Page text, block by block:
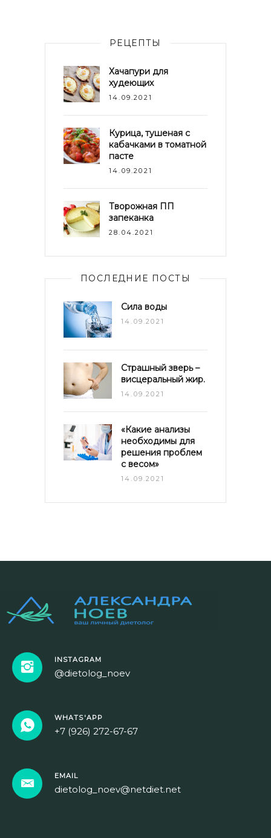
РЕЦЕПТЫ
Хачапури для
худеющих
14.09.2021
Курица, тушеная с
кабачками в томатной
пасте
14.09.2021
Творожная ПП
запеканка
28.04.2021
ПОСЛЕДНИЕ ПОСТЫ
Сила воды
14.09.2021
Страшный зверь –
висцеральный жир.
14.09.2021
«Какие анализы
необходимы для
решения проблем
с весом»
14.09.2021
INSTAGRAM
@dietolog_noev
WHATS'APP
+7 (926) 272-67-67
EMAIL
dietolog_noev@netdiet.net